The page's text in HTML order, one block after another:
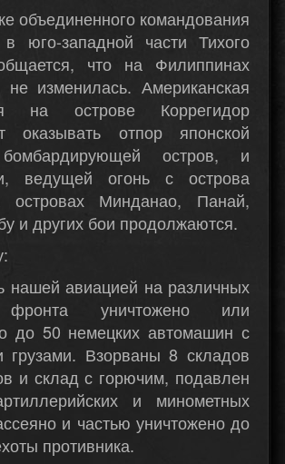
объединенного командования
юго-западной части Тихого
что на Филиппинах
не изменилась. Американская
на острове Коррегидор
оказывать отпор японской
остров, и
ведущей огонь с острова
Минданао, Панай,
и других бои продолжаются.
нашей авиацией на различных
фронта уничтожено или
до 50 немецких автомашин с
грузами. Взорваны 8 складов
и склад с горючим, подавлен
и минометных
и частью уничтожено до
противника.